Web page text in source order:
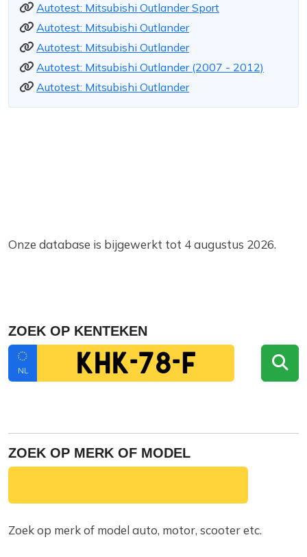
Autotest: Mitsubishi Outlander Sport
Autotest: Mitsubishi Outlander
Autotest: Mitsubishi Outlander
Autotest: Mitsubishi Outlander (2007 - 2012)
Autotest: Mitsubishi Outlander
Onze database is bijgewerkt tot 4 augustus 2026.
ZOEK OP KENTEKEN
NL
ZOEK OP MERK OF MODEL
Zoek op merk of model auto, motor, scooter etc.